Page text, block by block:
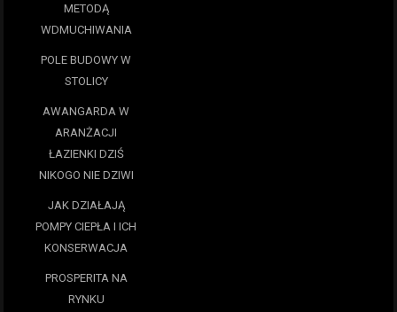
METODĄ
WDMUCHIWANIA
POLE BUDOWY W
STOLICY
AWANGARDA W
ARANŻACJI
ŁAZIENKI DZIŚ
NIKOGO NIE DZIWI
JAK DZIAŁAJĄ
POMPY CIEPŁA I ICH
KONSERWACJA
PROSPERITA NA
RYNKU